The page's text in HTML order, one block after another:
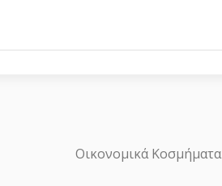
Οικονομικά Κοσμήματα